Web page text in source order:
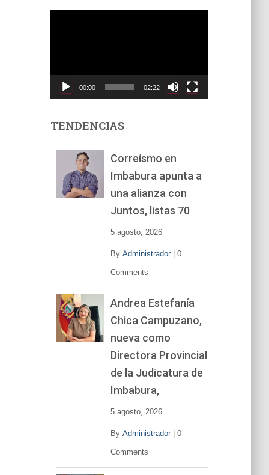
t
00:00 02:22
TENDENCIAS
Correísmo en
Imbabura apunta a
una alianza con
Juntos, listas 70
5 agosto, 2026
By Administrador| 0
Comments
Andrea Estefanía
Chica Campuzano,
nueva como
Directora Provincial
de la Judicatura de
Imbabura,
5 agosto, 2026
By Administrador| 0
Comments